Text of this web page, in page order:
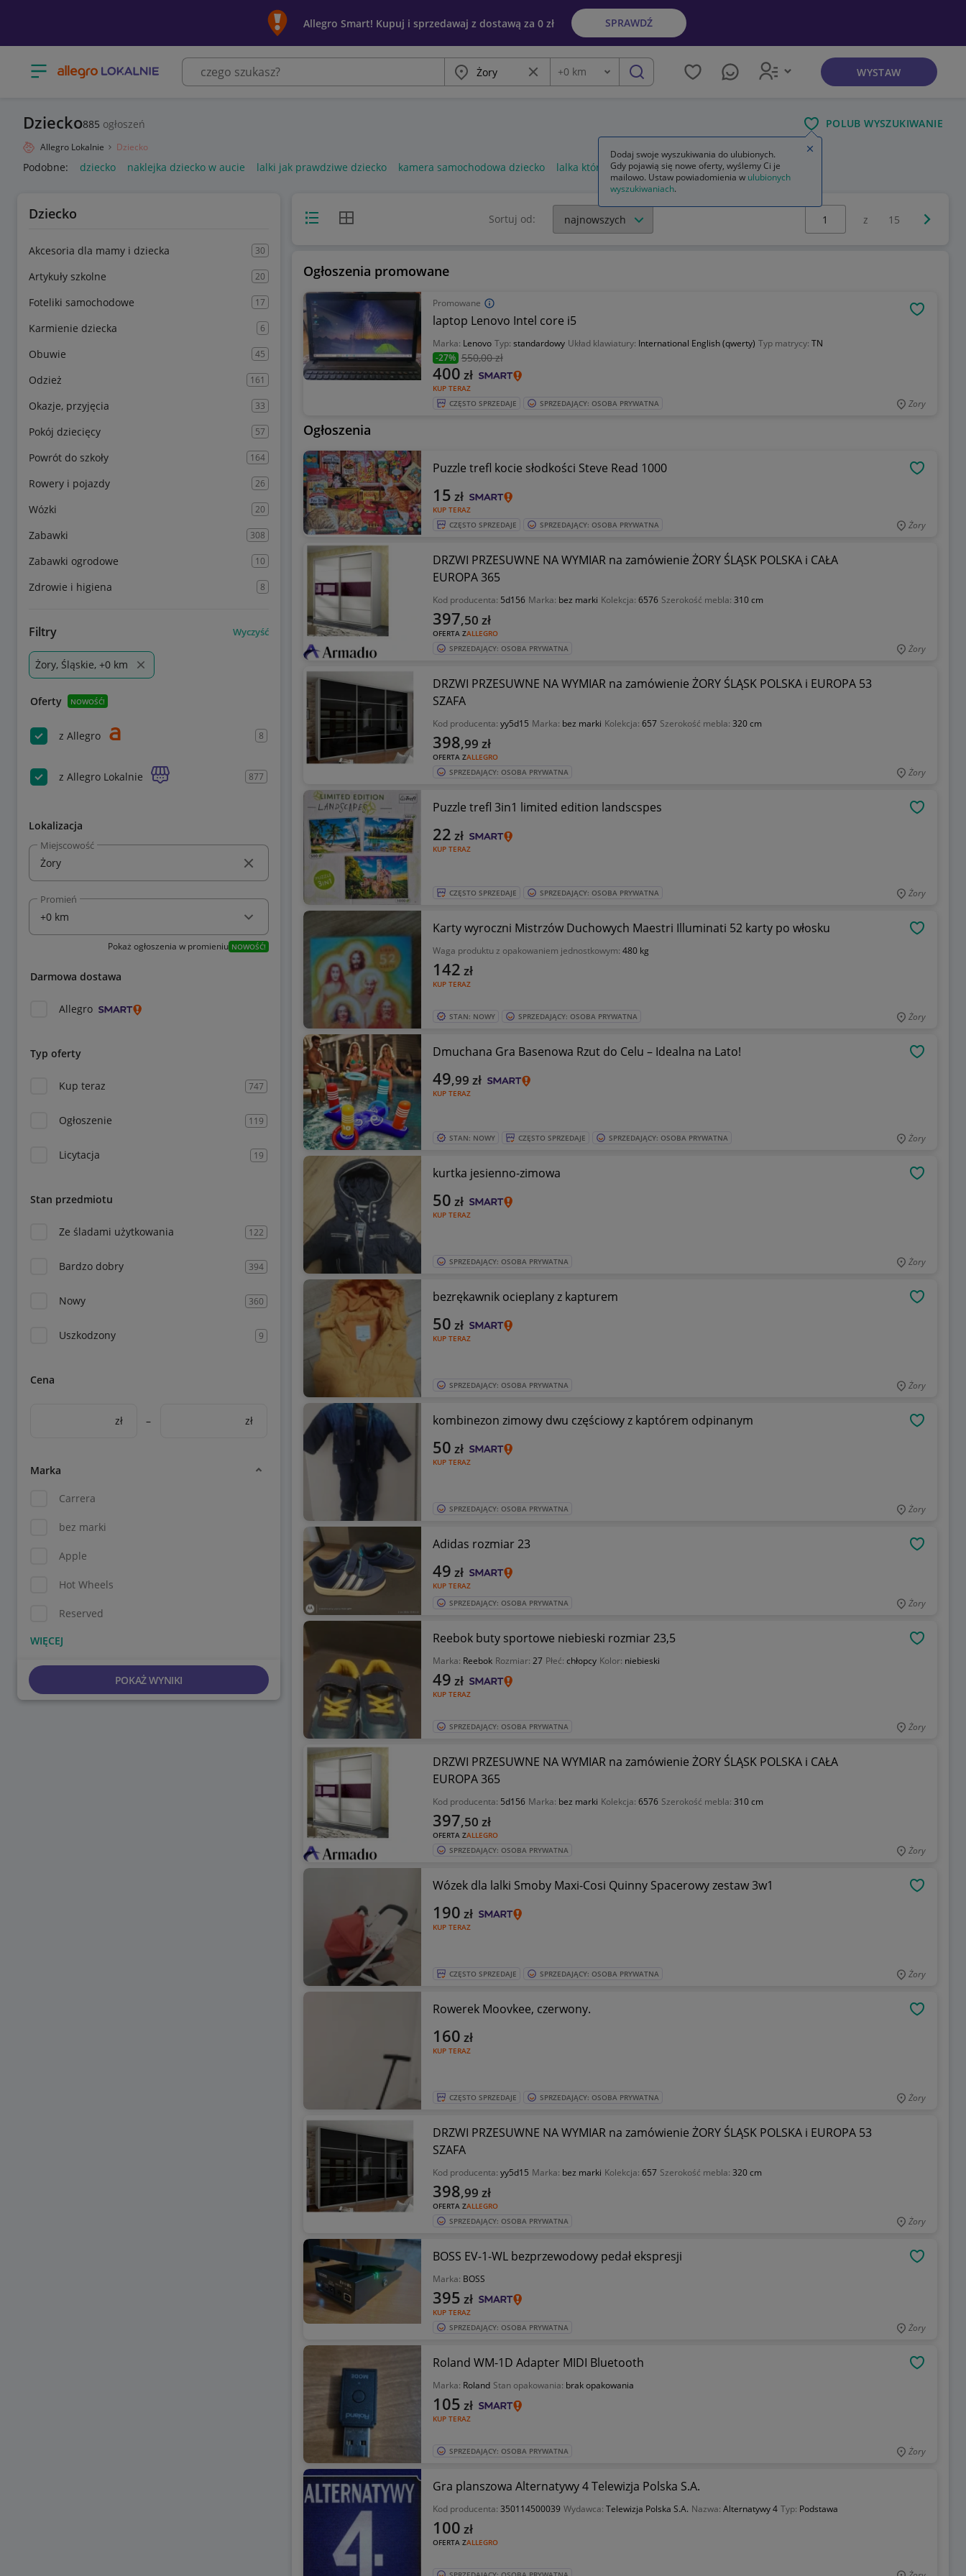
Allegro Smart! Kupuj i sprzedawaj z dostawą za 0 zł SPRAWDŹ
Otwórz menu z kategoriami Miasto Wyczyść frazę
Odległość
+0 km szukaj WYSTAW
Dziecko885 ogłoszeń POLUB WYSZUKIWANIE
Allegro Lokalnie Dziecko
Podobne: dziecko naklejka dziecko w aucie lalki jak prawdziwe dziecko kamera samochodowa dziecko lalka która wygląda jak prawdziwe dziecko
Dziecko
Akcesoria dla mamy i dziecka 30
Artykuły szkolne 20
Foteliki samochodowe 17
Karmienie dziecka 6
Obuwie 45
Odzież 161
Okazje, przyjęcia 33
Pokój dziecięcy 57
Powrót do szkoły 164
Rowery i pojazdy 26
Wózki 20
Zabawki 308
Zabawki ogrodowe 10
Zdrowie i higiena 8
Filtry Wyczyść
Żory, Śląskie, +0 km
Oferty NOWOŚĆ!
z Allegro 8
z Allegro Lokalnie 877
Lokalizacja
Miejscowość
Promień
Pokaż ogłoszenia w promieniu NOWOŚĆ!
Darmowa dostawa
Allegro
Typ oferty
Kup teraz 747
Ogłoszenie 119
Licytacja 19
Stan przedmiotu
Ze śladami użytkowania 122
Bardzo dobry 394
Nowy 360
Uszkodzony 9
Cena
zł – zł
Marka
Carrera
bez marki
Apple
Hot Wheels
Reserved
POKAŻ WYNIKI
Widok listyWidok siatki Sortuj od:
Wybierz stronę:
z 15
Ogłoszenia promowane
Promowane
laptop Lenovo Intel core i5
Marka: Lenovo Typ: standardowy Układ klawiatury: International English (qwerty) Typ matrycy: TN
-27% 550,00 zł
KUP TERAZ
400 zł
CZĘSTO SPRZEDAJE SPRZEDAJĄCY: OSOBA PRYWATNA Zory
Ogłoszenia
Puzzle trefl kocie słodkości Steve Read 1000
KUP TERAZ
15 zł
CZĘSTO SPRZEDAJE SPRZEDAJĄCY: OSOBA PRYWATNA Żory
DRZWI PRZESUWNE NA WYMIAR na zamówienie ŻORY ŚLĄSK POLSKA i CAŁA
EUROPA 365
Kod producenta: 5d156 Marka: bez marki Kolekcja: 6576 Szerokość mebla: 310 cm
OFERTA ZALLEGRO
397,50 zł
SPRZEDAJĄCY: OSOBA PRYWATNA Żory
DRZWI PRZESUWNE NA WYMIAR na zamówienie ŻORY ŚLĄSK POLSKA i EUROPA 53
SZAFA
Kod producenta: yy5d15 Marka: bez marki Kolekcja: 657 Szerokość mebla: 320 cm
OFERTA ZALLEGRO
398,99 zł
SPRZEDAJĄCY: OSOBA PRYWATNA Żory
Puzzle trefl 3in1 limited edition landscspes
KUP TERAZ
22 zł
CZĘSTO SPRZEDAJE SPRZEDAJĄCY: OSOBA PRYWATNA Żory
Karty wyroczni Mistrzów Duchowych Maestri Illuminati 52 karty po włosku
Waga produktu z opakowaniem jednostkowym: 480 kg
KUP TERAZ
142 zł
STAN: NOWY SPRZEDAJĄCY: OSOBA PRYWATNA Żory
Dmuchana Gra Basenowa Rzut do Celu – Idealna na Lato!
KUP TERAZ
49,99 zł
STAN: NOWY CZĘSTO SPRZEDAJE SPRZEDAJĄCY: OSOBA PRYWATNA Żory
kurtka jesienno-zimowa
KUP TERAZ
50 zł
SPRZEDAJĄCY: OSOBA PRYWATNA Żory
bezrękawnik ocieplany z kapturem
KUP TERAZ
50 zł
SPRZEDAJĄCY: OSOBA PRYWATNA Żory
kombinezon zimowy dwu częściowy z kaptórem odpinanym
KUP TERAZ
50 zł
SPRZEDAJĄCY: OSOBA PRYWATNA Żory
Adidas rozmiar 23
KUP TERAZ
49 zł
SPRZEDAJĄCY: OSOBA PRYWATNA Żory
Reebok buty sportowe niebieski rozmiar 23,5
Marka: Reebok Rozmiar: 27 Płeć: chłopcy Kolor: niebieski
KUP TERAZ
49 zł
SPRZEDAJĄCY: OSOBA PRYWATNA Żory
DRZWI PRZESUWNE NA WYMIAR na zamówienie ŻORY ŚLĄSK POLSKA i CAŁA
EUROPA 365
Kod producenta: 5d156 Marka: bez marki Kolekcja: 6576 Szerokość mebla: 310 cm
OFERTA ZALLEGRO
397,50 zł
SPRZEDAJĄCY: OSOBA PRYWATNA Żory
Wózek dla lalki Smoby Maxi-Cosi Quinny Spacerowy zestaw 3w1
KUP TERAZ
190 zł
CZĘSTO SPRZEDAJE SPRZEDAJĄCY: OSOBA PRYWATNA Żory
Rowerek Moovkee, czerwony.
KUP TERAZ
160 zł
CZĘSTO SPRZEDAJE SPRZEDAJĄCY: OSOBA PRYWATNA Żory
DRZWI PRZESUWNE NA WYMIAR na zamówienie ŻORY ŚLĄSK POLSKA i EUROPA 53
SZAFA
Kod producenta: yy5d15 Marka: bez marki Kolekcja: 657 Szerokość mebla: 320 cm
OFERTA ZALLEGRO
398,99 zł
SPRZEDAJĄCY: OSOBA PRYWATNA Żory
BOSS EV-1-WL bezprzewodowy pedał ekspresji
Marka: BOSS
KUP TERAZ
395 zł
SPRZEDAJĄCY: OSOBA PRYWATNA Żory
Roland WM-1D Adapter MIDI Bluetooth
Marka: Roland Stan opakowania: brak opakowania
KUP TERAZ
105 zł
SPRZEDAJĄCY: OSOBA PRYWATNA Żory
Gra planszowa Alternatywy 4 Telewizja Polska S.A.
Kod producenta: 350114500039 Wydawca: Telewizja Polska S.A. Nazwa: Alternatywy 4 Typ: Podstawa
OFERTA ZALLEGRO
100 zł
Dodaj swoje wyszukiwania do ulubionych.
Gdy pojawią się nowe oferty, wyślemy Ci je
mailowo. Ustaw powiadomienia w ulubionych
wyszukiwaniach.
Zamknij wskazówkę